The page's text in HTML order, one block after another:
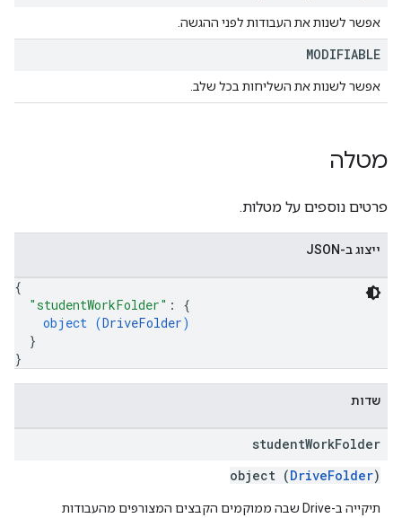
אפשר לשנות את העבודות לפני ההגשה.
MODIFIABLE
אפשר לשנות את השליחות בכל שלב.
מטלה
פרטים נוספים על מטלות.
ייצוג ב-JSON
{
"studentWorkFolder" : {
object (DriveFolder)
}
}
שדות
studentWorkFolder
object (DriveFolder)
תיקייה ב-Drive שבה ממוקמים הקבצים המצורפים מהעבודות